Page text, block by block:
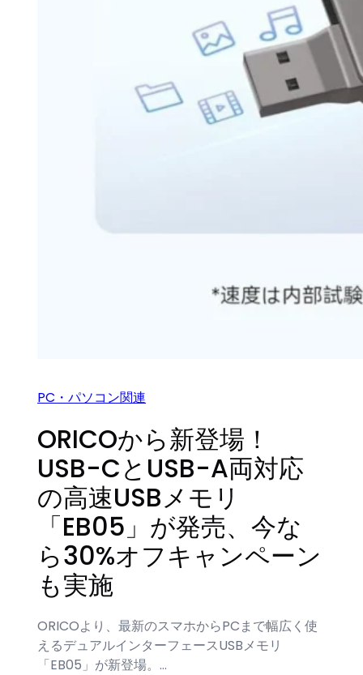
PC・パソコン関連
ORICOから新登場！
USB-CとUSB-A両対応
の高速USBメモリ
「EB05」が発売、今な
ら30%オフキャンペーン
も実施
ORICOより、最新のスマホからPCまで幅広く使
えるデュアルインターフェースUSBメモリ
「EB05」が新登場。…